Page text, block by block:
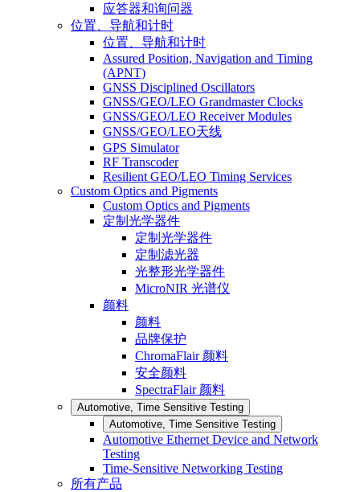
应答器和询问器
位置、导航和计时
位置、导航和计时
Assured Position, Navigation and Timing
(APNT)
GNSS Disciplined Oscillators
GNSS/GEO/LEO Grandmaster Clocks
GNSS/GEO/LEO Receiver Modules
GNSS/GEO/LEO天线
GPS Simulator
RF Transcoder
Resilient GEO/LEO Timing Services
Custom Optics and Pigments
Custom Optics and Pigments
定制光学器件
定制光学器件
定制滤光器
光整形光学器件
MicroNIR 光谱仪
颜料
颜料
品牌保护
ChromaFlair 颜料
安全颜料
SpectraFlair 颜料
Automotive, Time Sensitive Testing
Automotive, Time Sensitive Testing
Automotive Ethernet Device and Network
Testing
Time-Sensitive Networking Testing
所有产品